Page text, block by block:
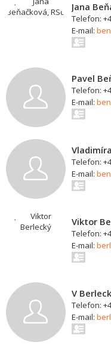
Jana
Telefon:
E-mail:
Pavel
Telefon:
E-mail:
Telefon:
E-mail:
Viktor
Telefon:
E-mail:
V
Telefon:
E-mail: